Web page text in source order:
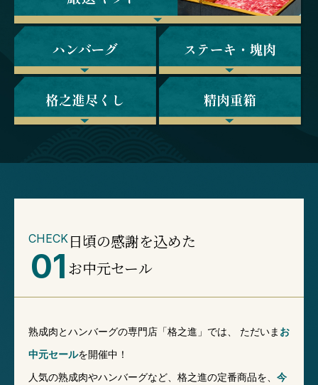
CHECK
01
日頃の感謝を込めた
お中元セール
熟成肉とハンバーグの専門店「格之進」では、 ただいま お
中元セールを開催中！
人気の熟成肉やハンバーグなど、格之進の定番商品を、 今